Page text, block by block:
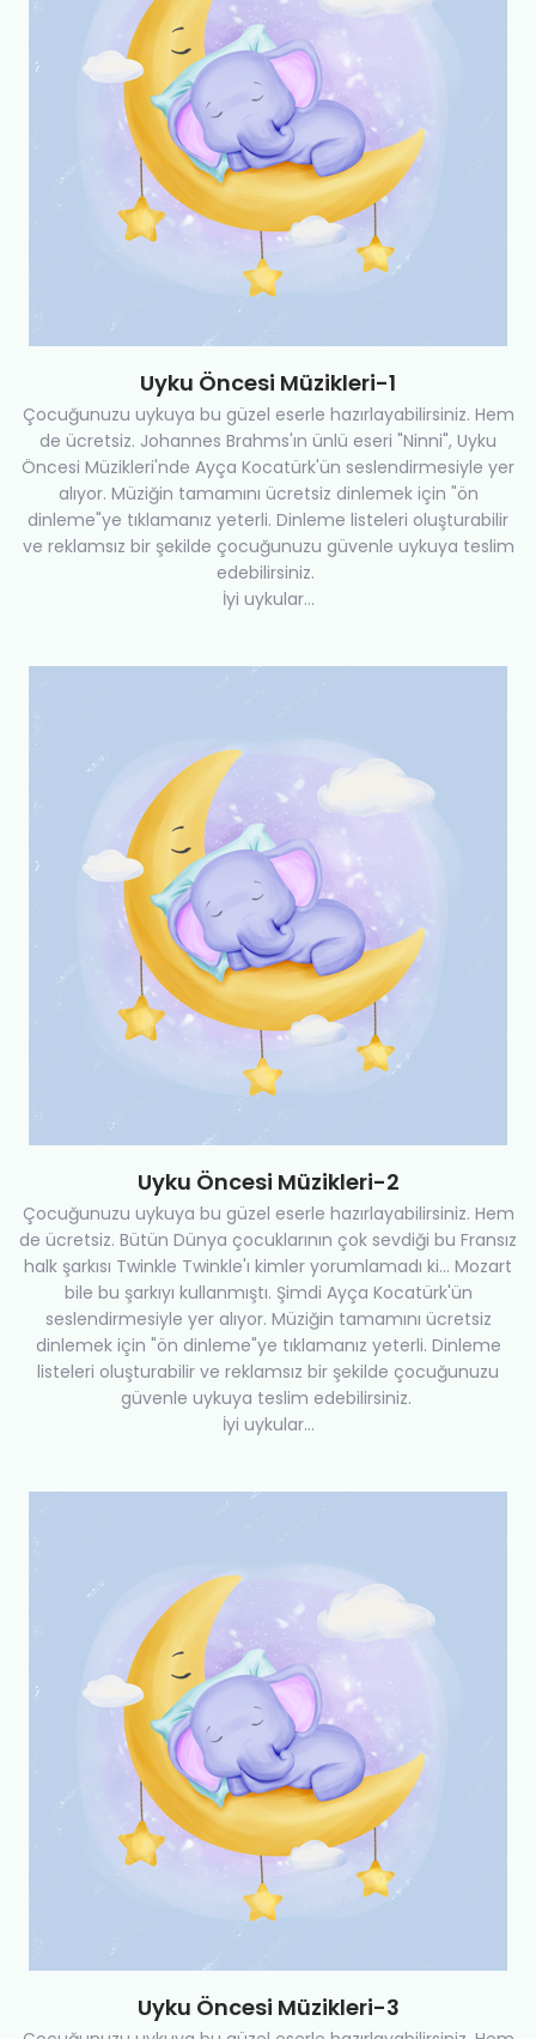
Uyku Öncesi Müzikleri-1
Çocuğunuzu uykuya bu güzel eserle hazırlayabilirsiniz. Hem
de ücretsiz. Johannes Brahms'ın ünlü eseri "Ninni", Uyku
Öncesi Müzikleri'nde Ayça Kocatürk'ün seslendirmesiyle yer
alıyor. Müziğin tamamını ücretsiz dinlemek için "ön
dinleme"ye tıklamanız yeterli. Dinleme listeleri oluşturabilir
ve reklamsız bir şekilde çocuğunuzu güvenle uykuya teslim
edebilirsiniz.
İyi uykular...
Uyku Öncesi Müzikleri-2
Çocuğunuzu uykuya bu güzel eserle hazırlayabilirsiniz. Hem
de ücretsiz. Bütün Dünya çocuklarının çok sevdiği bu Fransız
halk şarkısı Twinkle Twinkle'ı kimler yorumlamadı ki... Mozart
bile bu şarkıyı kullanmıştı. Şimdi Ayça Kocatürk'ün
seslendirmesiyle yer alıyor. Müziğin tamamını ücretsiz
dinlemek için "ön dinleme"ye tıklamanız yeterli. Dinleme
listeleri oluşturabilir ve reklamsız bir şekilde çocuğunuzu
güvenle uykuya teslim edebilirsiniz.
İyi uykular...
Uyku Öncesi Müzikleri-3